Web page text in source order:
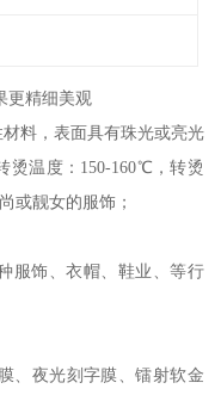
更精细美观
料，表面具有珠光或亮光
烫温度：150-160℃，转烫
或靓女的服饰；
服饰、衣帽、鞋业、等行
、夜光刻字膜、镭射软金